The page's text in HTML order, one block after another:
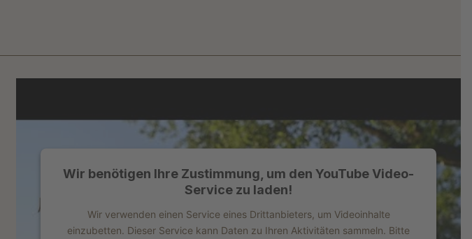
Wir benötigen Ihre Zustimmung, um den YouTube Video-
Service zu laden!
Wir verwenden einen Service eines Drittanbieters, um Videoinhalte
einzubetten. Dieser Service kann Daten zu Ihren Aktivitäten sammeln. Bitte